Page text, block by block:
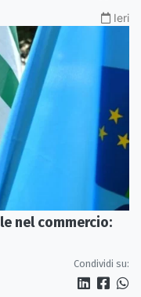
Ieri
nel commercio:
Condividi su: